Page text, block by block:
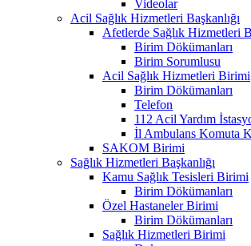
Videolar
Acil Sağlık Hizmetleri Başkanlığı
Afetlerde Sağlık Hizmetleri
Birim Dökümanları
Birim Sorumlusu
Acil Sağlık Hizmetleri Birimi
Birim Dökümanları
Telefon
112 Acil Yardım
İl Ambulans Komuta
SAKOM Birimi
Sağlık Hizmetleri Başkanlığı
Kamu Sağlık Tesisleri Birimi
Birim Dökümanları
Özel Hastaneler Birimi
Birim Dökümanları
Sağlık Hizmetleri Birimi